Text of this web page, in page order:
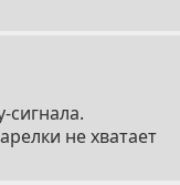
сигнала.
не хватает